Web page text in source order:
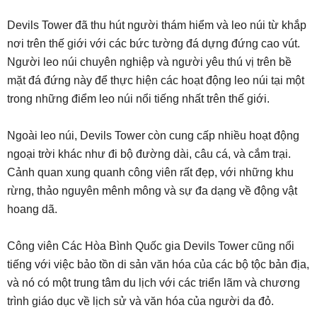
Devils Tower đã thu hút người thám hiểm và leo núi từ khắp
nơi trên thế giới với các bức tường đá dựng đứng cao vút.
Người leo núi chuyên nghiệp và người yêu thú vị trên bề
mặt đá đứng này để thực hiện các hoạt động leo núi tại một
trong những điểm leo núi nổi tiếng nhất trên thế giới.
Ngoài leo núi, Devils Tower còn cung cấp nhiều hoạt động
ngoại trời khác như đi bộ đường dài, câu cá, và cắm trại.
Cảnh quan xung quanh công viên rất đẹp, với những khu
rừng, thảo nguyên mênh mông và sự đa dạng về động vật
hoang dã.
Công viên Các Hòa Bình Quốc gia Devils Tower cũng nổi
tiếng với việc bảo tồn di sản văn hóa của các bộ tộc bản địa,
và nó có một trung tâm du lịch với các triển lãm và chương
trình giáo dục về lịch sử và văn hóa của người da đỏ.